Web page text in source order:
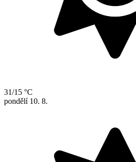
31/15 °C
pondělí 10. 8.